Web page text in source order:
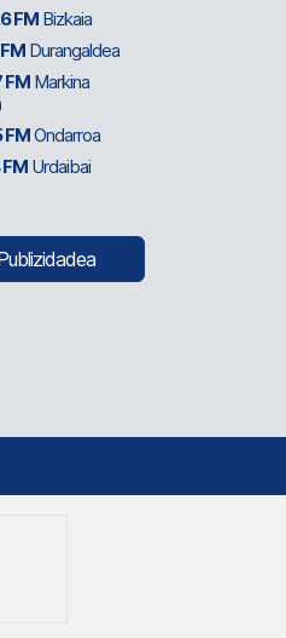
FM Bizkaia
Durangaldea
FM Markina
FMOndarroa
FM Urdaibai